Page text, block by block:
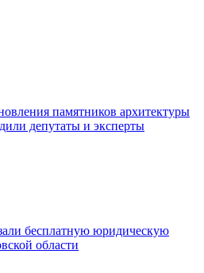
памятников архитектуры
депутаты и эксперты
бесплатную юридическую
области